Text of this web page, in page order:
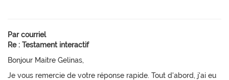
Par courriel
Re : Testament interactif
Bonjour Maitre Gelinas,
Je vous remercie de votre réponse rapide. Tout d'abord, j'ai eu